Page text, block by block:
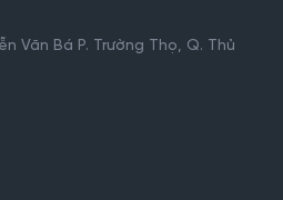
Văn Bá P. Trường Thọ, Q. Thủ